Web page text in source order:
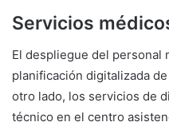
Servicios
El despliegue del personal
planificación digitalizada
otro lado, los servicios de
técnico en el centro